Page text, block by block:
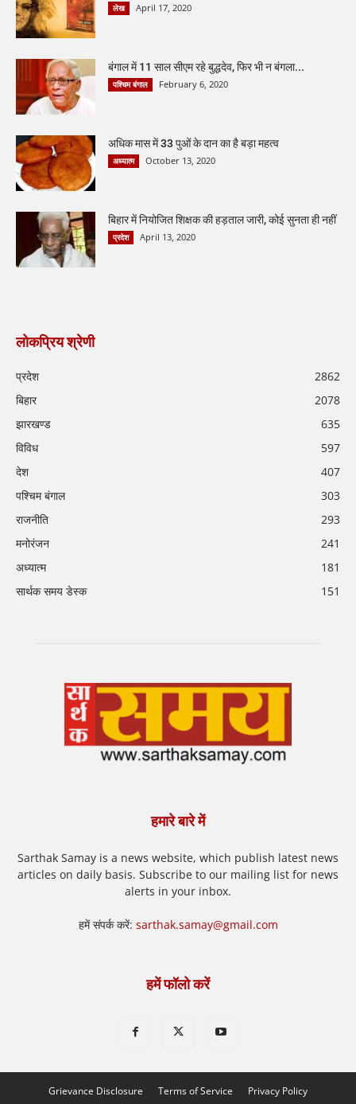
लेख April 17, 2020
बंगाल में 11 साल सीएम रहे बुद्धदेव, फिर भी न बंगला...
पश्चिम बंगाल February 6, 2020
अधिक मास में 33 पुओं के दान का है बड़ा महत्व
अध्यात्म October 13, 2020
बिहार में नियोजित शिक्षक की हड़ताल जारी, कोई सुनता ही नहीं
प्रदेश April 13, 2020
लोकप्रिय श्रेणी
प्रदेश
2862
बिहार
2078
झारखण्ड
635
विविध
597
देश
407
पश्चिम बंगाल
303
राजनीति
293
मनोरंजन
241
अध्यात्म
181
सार्थक समय डेस्क
151
हमारे बारे में
Sarthak Samay is a news website, which publish latest news
articles on daily basis. Subscribe to our mailing list for news
alerts in your inbox.
हमें संपर्क करें: sarthak.samay@gmail.com
हमें फॉलो करें
Grievance Disclosure Terms of Service Privacy Policy